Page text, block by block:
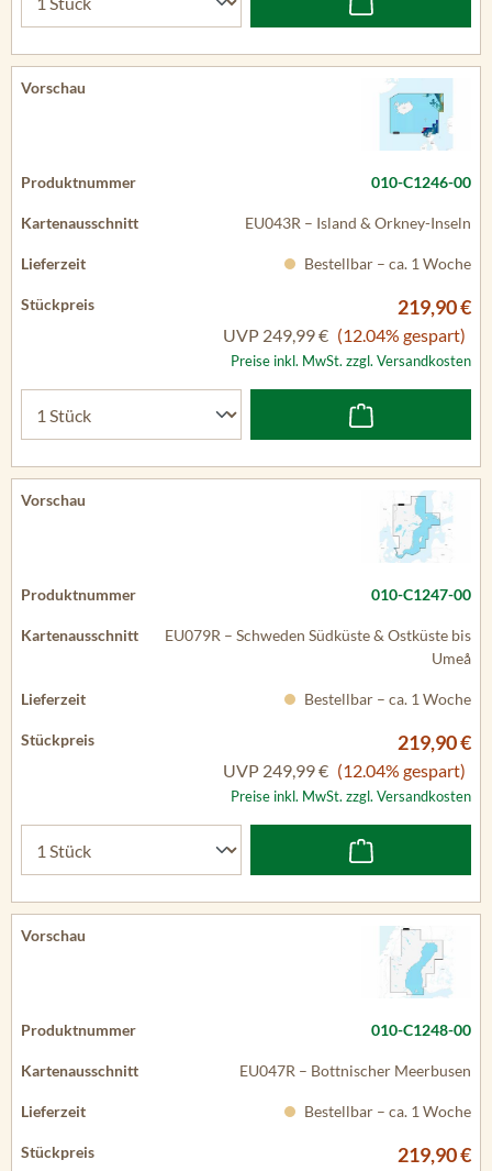
010-C1246-00
EU043R – Island & Orkney-Inseln
Bestellbar – ca. 1 Woche
219,90 €
UVP 249,99 € (12.04% gespart)
Preise inkl. MwSt. zzgl. Versandkosten
010-C1247-00
EU079R – Schweden Südküste & Ostküste bis
Umeå
Bestellbar – ca. 1 Woche
219,90 €
UVP 249,99 € (12.04% gespart)
Preise inkl. MwSt. zzgl. Versandkosten
010-C1248-00
EU047R – Bottnischer Meerbusen
Bestellbar – ca. 1 Woche
219,90 €